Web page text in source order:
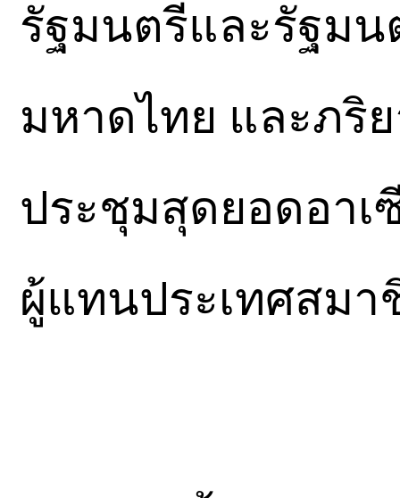
รัฐมนตรีและรัฐมน
มหาดไทย และภริ
ประชุมสุดยอดอาเ
ผู้แทนประเทศสมา